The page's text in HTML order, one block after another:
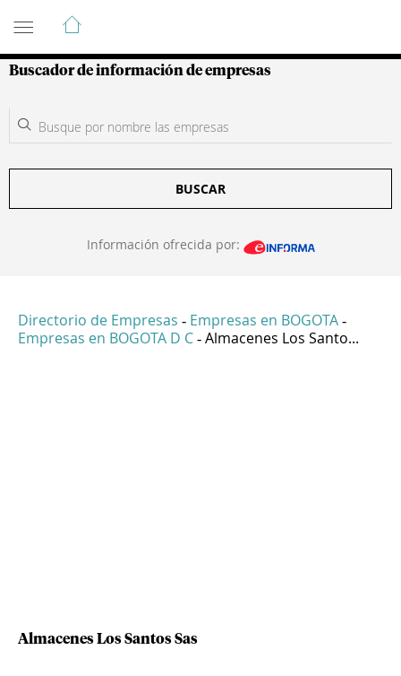
Guía de Empresas Colombianas
Buscador de información de empresas
BUSCAR
Información ofrecida por:
Directorio de Empresas - Empresas en BOGOTA -
Empresas en BOGOTA D C - Almacenes Los Santo...
Almacenes Los Santos Sas